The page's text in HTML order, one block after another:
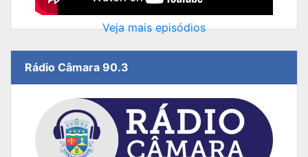
Veja mais episódios
Rádio Câmara 90.3